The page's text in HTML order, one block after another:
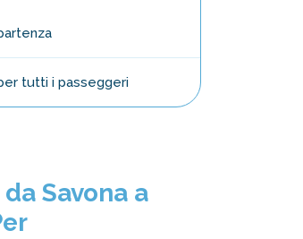
tutti i passeggeri
Savona a